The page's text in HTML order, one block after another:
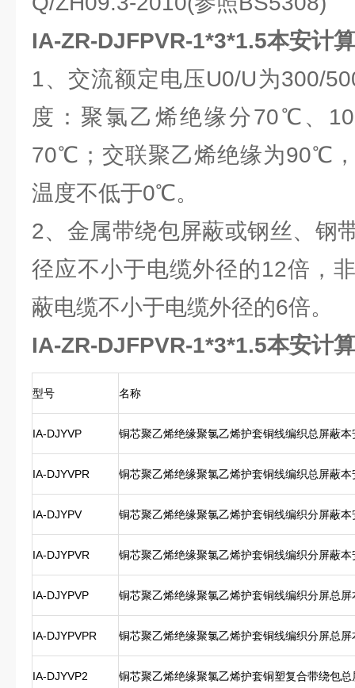
IA-ZR-DJFPVR-1*3*1.5本安计
1、交流额定电压U0/U为300/
度：聚氯乙烯绝缘分70℃、
70℃；交联聚乙烯绝缘为90℃
温度不低于0℃。
2、金属带绕包屏蔽或钢丝、钢
径应不小于电缆外径的12倍，
蔽电缆不小于电缆外径的6倍。
IA-ZR-DJFPVR-1*3*1.5本安计
型号 名称
IA-DJYVP 铜芯聚乙烯绝缘聚氯乙烯护套铜线编织总屏蔽
IA-DJYVPR 铜芯聚乙烯绝缘聚氯乙烯护套铜线编织总屏蔽
IA-DJYPV 铜芯聚乙烯绝缘聚氯乙烯护套铜线编织分屏蔽
IA-DJYPVR 铜芯聚乙烯绝缘聚氯乙烯护套铜线编织分屏蔽
IA-DJYPVP 铜芯聚乙烯绝缘聚氯乙烯护套铜线编织分屏总
IA-DJYPVPR 铜芯聚乙烯绝缘聚氯乙烯护套铜线编织分屏总
IA-DJYVP2 铜芯聚乙烯绝缘聚氯乙烯护套铜塑复合带绕包